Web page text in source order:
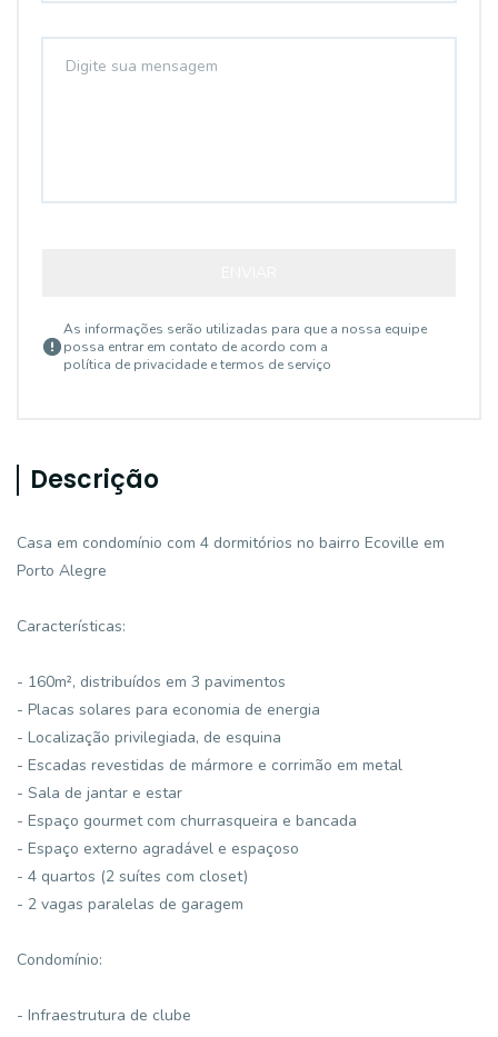
As informações serão utilizadas para que a nossa equipe
possa entrar em contato de acordo com a
política de privacidade e termos de serviço
Descrição
Casa em condomínio com 4 dormitórios no bairro Ecoville em
Porto Alegre
Características:
- 160m², distribuídos em 3 pavimentos
- Placas solares para economia de energia
- Localização privilegiada, de esquina
- Escadas revestidas de mármore e corrimão em metal
- Sala de jantar e estar
- Espaço gourmet com churrasqueira e bancada
- Espaço externo agradável e espaçoso
- 4 quartos (2 suítes com closet)
- 2 vagas paralelas de garagem
Condomínio:
- Infraestrutura de clube